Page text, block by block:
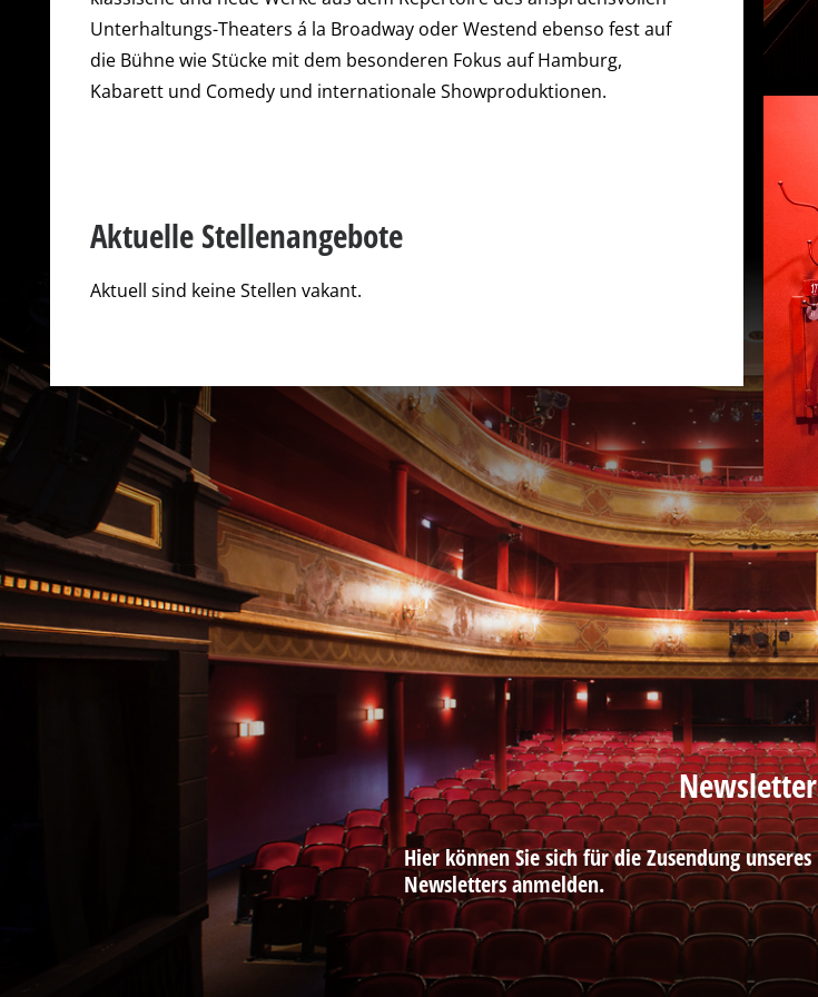
Unterhaltungs-Theaters á la Broadway oder Westend ebenso fest auf
die Bühne wie Stücke mit dem besonderen Fokus auf Hamburg,
Kabarett und Comedy und internationale Showproduktionen.
Aktuelle Stellenangebote
Aktuell sind keine Stellen vakant.
Newsletter
Hier können Sie sich für die Zusendung unseres
Newsletters anmelden.